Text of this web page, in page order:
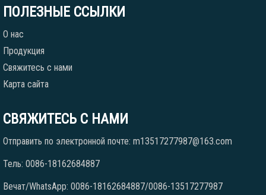
ПОЛЕЗНЫЕ ССЫЛКИ
О нас
Продукция
Свяжитесь с нами
Карта сайта
СВЯЖИТЕСЬ С НАМИ
Отправить по электронной почте: m13517277987@163.com
Тель: 0086-18162684887
Вечат/WhatsApp: 0086-18162684887/0086-13517277987